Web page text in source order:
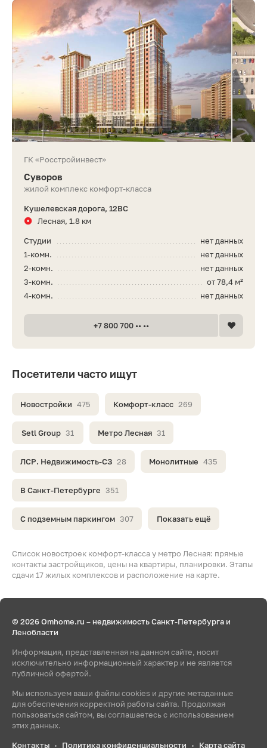
Список новостроек комфорт-класса у метро Лесная: прямые
контакты застройщиков, цены на квартиры, планировки. Этапы
сдачи 17 жилых комплексов и расположение на карте.
Посетители часто ищут
Новостройки 475 Комфорт-класс 269
Setl Group 31 Метро Лесная 31
ЛСР. Недвижимость-СЗ 28 Монолитные 435
В Санкт-Петербурге 351
С подземным паркингом 307 Показать ещё
ГК «Росстройинвест»
Суворов
жилой комплекс комфорт-класса
Кушелевская дорога, 12ВС
Лесная, 1.8 км
нет данных
Студии
нет данных
1-комн.
нет данных
2-комн.
от 78,4 м²
3-комн.
нет данных
4-комн.
+7 800 700 •• ••
© 2026 Omhome.ru – недвижимость Санкт-Петербурга и
Ленобласти
Информация, представленная на данном сайте, носит
исключительно информационный характер и не является
публичной офертой.
Мы используем ваши файлы cookies и другие метаданные
для обеспечения корректной работы сайта. Продолжая
пользоваться сайтом, вы соглашаетесь с использованием
этих данных.
Контакты • Политика конфиденциальности • Карта сайта